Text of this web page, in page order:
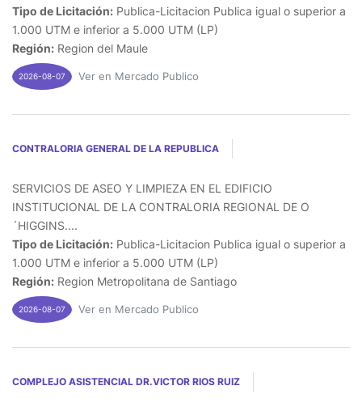
Tipo de Licitación: Publica-Licitacion Publica igual o superior a
1.000 UTM e inferior a 5.000 UTM (LP)
Región: Region del Maule
2026-08-07 Ver en Mercado Publico
CONTRALORIA GENERAL DE LA REPUBLICA
SERVICIOS DE ASEO Y LIMPIEZA EN EL EDIFICIO
INSTITUCIONAL DE LA CONTRALORIA REGIONAL DE O
´HIGGINS....
Tipo de Licitación: Publica-Licitacion Publica igual o superior a
1.000 UTM e inferior a 5.000 UTM (LP)
Región: Region Metropolitana de Santiago
2026-08-07 Ver en Mercado Publico
COMPLEJO ASISTENCIAL DR.VICTOR RIOS RUIZ